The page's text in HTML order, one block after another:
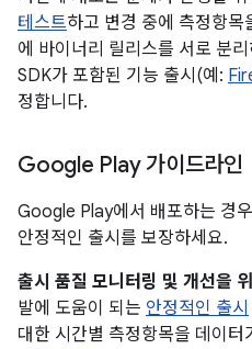
테스트하고 변경 중에 측정항목
에 바이너리 릴리스를 서로 분
SDK가 포함된 기능 출시(예:
정합니다.
Google Play 가이드라인
Google Play에서 배포하는 경
안정적인 출시를 보장하세요.
출시 품질 모니터링 및 개선을
발에 도움이 되는 안정적인 출시
대한 시간별 측정항목을 데이터